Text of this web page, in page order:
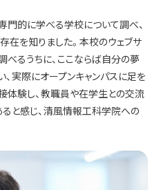
門的に学べる学校について調べ、
を知りました。本校のウェブサ
べるうちに、ここならば自分の夢
実際にオープンキャンパスに足を
体験し、教職員や在学生との交流
と感じ、清風情報工科学院への